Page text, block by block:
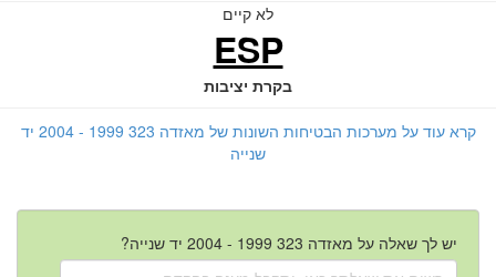
לא קיים
ESP
בקרת יציבות
קרא עוד על מערכות הבטיחות השונות של מאזדה 323 1999 - 2004 יד
שנייה
יש לך שאלה על מאזדה 323 1999 - 2004 יד שנייה?